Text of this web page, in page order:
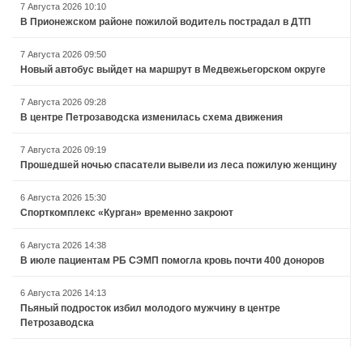
7 Августа 2026 10:10
В Прионежском районе пожилой водитель пострадал в ДТП
7 Августа 2026 09:50
Новый автобус выйдет на маршрут в Медвежьегорском округе
7 Августа 2026 09:28
В центре Петрозаводска изменилась схема движения
7 Августа 2026 09:19
Прошедшей ночью спасатели вывели из леса пожилую женщину
6 Августа 2026 15:30
Спорткомплекс «Курган» временно закроют
6 Августа 2026 14:38
В июле пациентам РБ СЭМП помогла кровь почти 400 доноров
6 Августа 2026 14:13
Пьяный подросток избил молодого мужчину в центре
Петрозаводска